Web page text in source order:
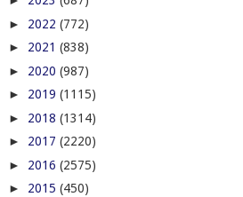
► 2022 (772)
► 2021 (838)
► 2020 (987)
► 2019 (1115)
► 2018 (1314)
► 2017 (2220)
► 2016 (2575)
► 2015 (450)